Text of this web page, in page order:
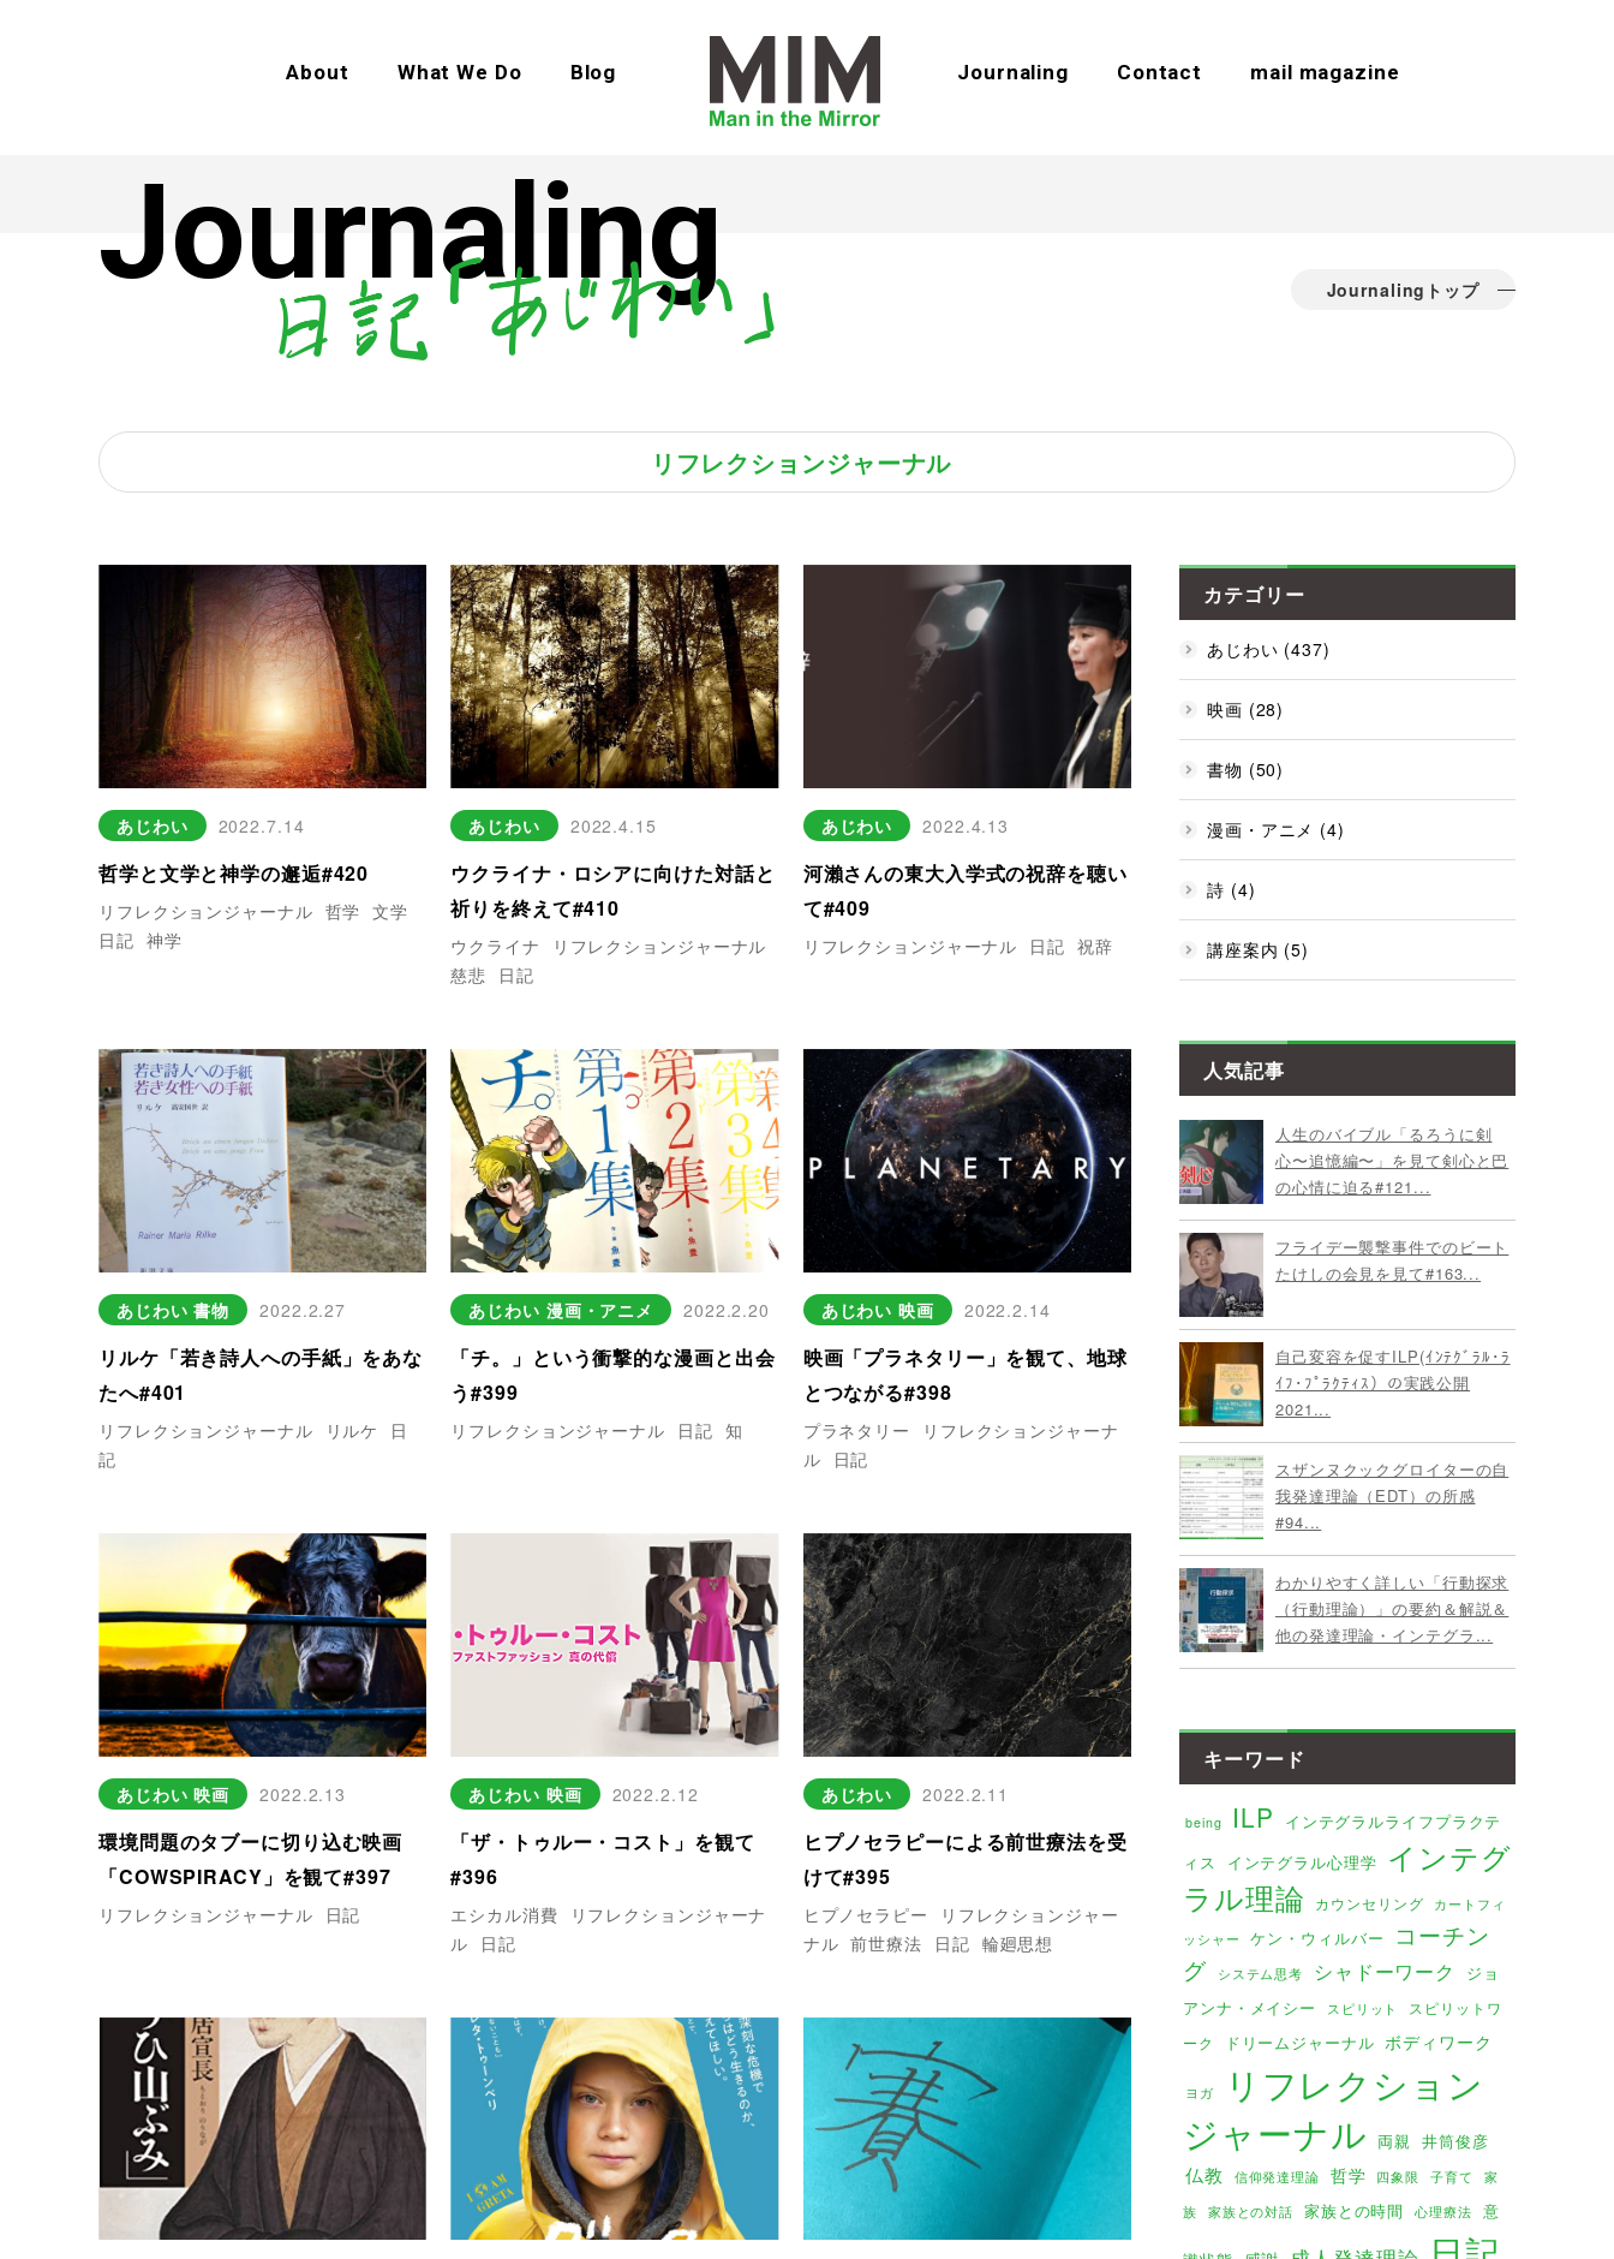
About What We Do Blog Journaling Contact mail magazine
Journaling Journalingトップ
リフレクションジャーナル
あじわい 2022.7.14
哲学と文学と神学の邂逅#420
リフレクションジャーナル 哲学 文学
日記 神学
あじわい 2022.4.15
ウクライナ・ロシアに向けた対話と
祈りを終えて#410
ウクライナ
リフレクションジャーナル
慈悲
日記
あじわい 2022.4.13
河瀨さんの東大入学式の祝辞を聴い
て#409
リフレクションジャーナル 日記 祝辞
あじわい 書物 2022.2.27
リルケ「若き詩人への手紙」をあな
たへ#401
リフレクションジャーナル リルケ
日
記
あじわい 漫画・アニメ 2022.2.20
「チ。」という衝撃的な漫画と出会
う#399
リフレクションジャーナル 日記 知
あじわい 映画 2022.2.14
映画「プラネタリー」を観て、地球
とつながる#398
プラネタリー
リフレクションジャーナ
ル
日記
あじわい 映画 2022.2.13
環境問題のタブーに切り込む映画
「COWSPIRACY」を観て#397
リフレクションジャーナル 日記
あじわい 映画 2022.2.12
「ザ・トゥルー・コスト」を観て
#396
エシカル消費
リフレクションジャーナ
ル
日記
あじわい 2022.2.11
ヒプノセラピーによる前世療法を受
けて#395
ヒプノセラピー
リフレクションジャー
ナル 前世療法 日記 輪廻思想
カテゴリー
あじわい (437)
映画 (28)
書物 (50)
漫画・アニメ (4)
詩 (4)
講座案内 (5)
人気記事
人生のバイブル「るろうに剣
心〜追憶編〜」を見て剣心と巴
の心情に迫る#121...
フライデー襲撃事件でのビート
たけしの会見を見て#163...
自己変容を促すILP(ｲﾝﾃｸﾞﾗﾙ･ﾗ
ｲﾌ･ﾌﾟﾗｸﾃｨｽ）の実践公開
2021...
スザンヌクックグロイターの自
我発達理論（EDT）の所感
#94...
わかりやすく詳しい「行動探求
（行動理論）」の要約＆解説＆
他の発達理論・インテグラ...
キーワード
being ILP
インテグラルライフプラクテ
ィス
インテグラル心理学 インテグ
ラル理論
カウンセリング
カートフィ
ッシャー
ケン・ウィルバー
コーチン
グ
システム思考 シャドーワーク
ジョ
アンナ・メイシー
スピリット
スピリットワ
ーク
ドリームジャーナル ボディワーク
ヨガ
リフレクション
ジャーナル 両親 井筒俊彦
仏教 信仰発達理論 哲学 四象限 子育て
家
族
家族との対話 家族との時間 心理療法 意